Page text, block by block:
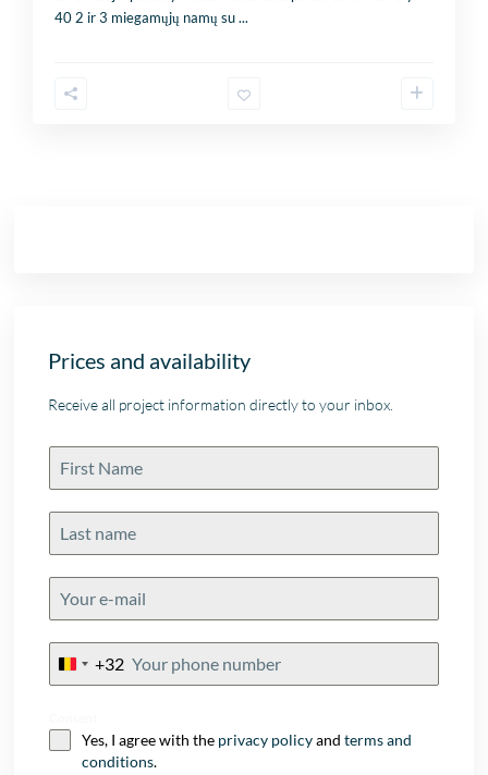
40 2 ir 3 miegamųjų namų su...
Prices and availability
Receive all project information directly to your inbox.
Belgium
+32
Yes, I agree with the privacy policyandterms and
conditions.